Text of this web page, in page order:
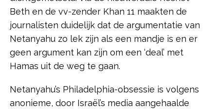
Beth en de vv-zender Khan 11 maakten de
journalisten duidelijk dat de argumentatie van
Netanyahu zo lek zijn als een mandje is en er
geen argument kan zijn om een ‘deal’ met
Hamas uit de weg te gaan.
Netanyahu’s Philadelphia-obsessie is volgens
anonieme, door Israël’s media aangehaalde